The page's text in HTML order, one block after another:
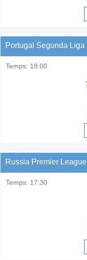
Portugal Segunda Liga
Temps: 18:00
Russia Premier League
Temps: 17:30